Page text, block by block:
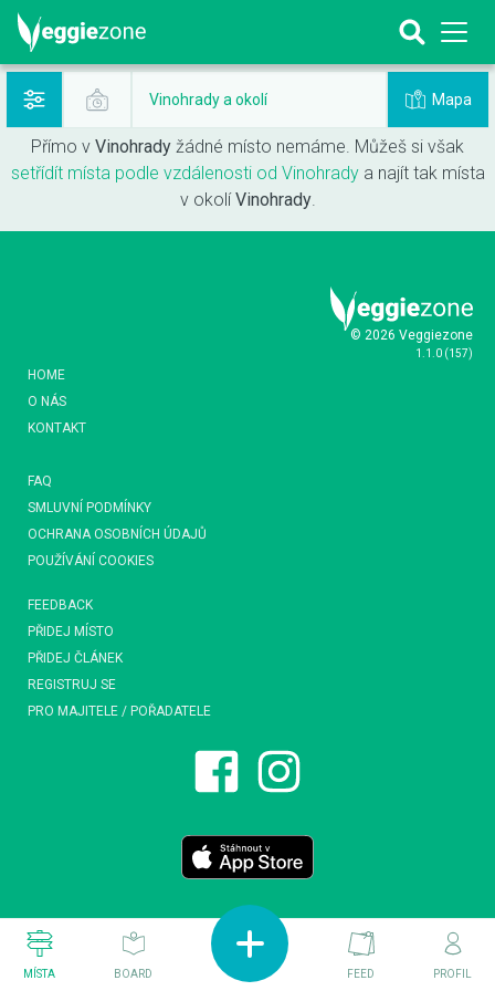
Vinohrady a okolí Mapa
Přímo v Vinohrady žádné místo nemáme. Můžeš si však
setřídít místa podle vzdálenosti od Vinohradya najít tak místa
v okolíVinohrady.
© 2026 Veggiezone
1.1.0 (157)
HOME
O NÁS
KONTAKT
FAQ
SMLUVNÍ PODMÍNKY
OCHRANA OSOBNÍCH ÚDAJŮ
POUŽÍVÁNÍ COOKIES
FEEDBACK
PŘIDEJ MÍSTO
PŘIDEJ ČLÁNEK
REGISTRUJ SE
PRO MAJITELE / POŘADATELE
MÍSTA BOARD FEED PROFIL